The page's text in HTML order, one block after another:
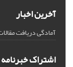
آخرین اخبار
آمادگی دریافت
اشتراک خبرنامه